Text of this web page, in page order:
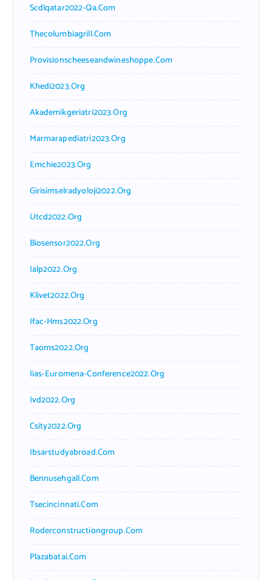
Scdlqatar2022-Qa.com
Thecolumbiagrill.com
Provisionscheeseandwineshoppe.com
Khedi2023.org
Akademikgeriatri2023.org
Marmarapediatri2023.org
Emchie2023.org
Girisimselradyoloji2022.org
Utcd2022.org
Biosensor2022.org
Ialp2022.org
Klivet2022.org
Ifac-Hms2022.org
Taoms2022.org
Iias-Euromena-Conference2022.org
Ivd2022.org
Csity2022.org
Ibsarstudyabroad.com
Bennusehgall.com
Tsecincinnati.com
Roderconstructiongroup.com
Plazabatai.com